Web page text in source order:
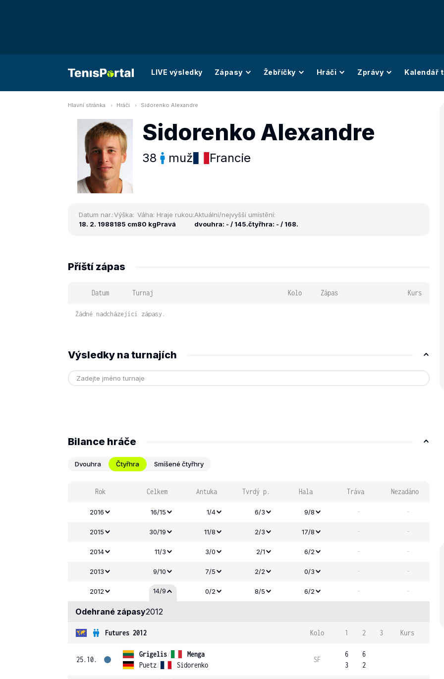
LIVE výsledky Zápasy Žebříčky Hráči Zprávy Kalendář
Hlavní stránka Hráči Sidorenko Alexandre
Sidorenko Alexandre
38 muž Francie
Datum nar.:
18. 2. 1988
Výška:
185 cm
Váha:
80 kg
Hraje rukou:
Pravá
Aktuální/nejvyšší umístění:
dvouhra: - / 145.čtyřhra: - / 168.
Příští zápas
Datum Turnaj Kolo Zápas Kurs
Žádné nadcházející zápasy.
Výsledky na turnajích
Bilance hráče
Dvouhra Čtyřhra Smíšené čtyřhry
Rok Celkem Antuka Tvrdý p. Hala Tráva Nezadáno
2016 16/15 1/4 6/3 9/8 - -
2015 30/19 11/8 2/3 17/8 - -
2014 11/3 3/0 2/1 6/2 - -
2013 9/10 7/5 2/2 0/3 - -
2012 14/9 0/2 8/5 6/2 - -
Odehrané zápasy2012
Futures 2012 Kolo 1 2 3 Kurs
25.10.
Grigelis/
Menga
Puetz/ Sidorenko
SF
6
3
6
2